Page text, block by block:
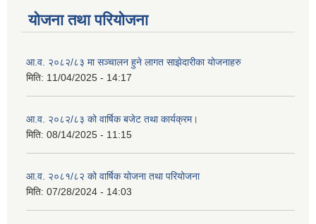
योजना तथा परियोजना
आ.व. २०८२/८३ मा सञ्चालन हुने लागत साझेदारीका योजनाहरु
मिति: 11/04/2025 - 14:17
आ.व. २०८२/८३ को वार्षिक बजेट तथा कार्यक्रम।
मिति: 08/14/2025 - 11:15
आ.व. २०८१/८२ को वार्षिक योजना तथा परियोजना
मिति: 07/28/2024 - 14:03